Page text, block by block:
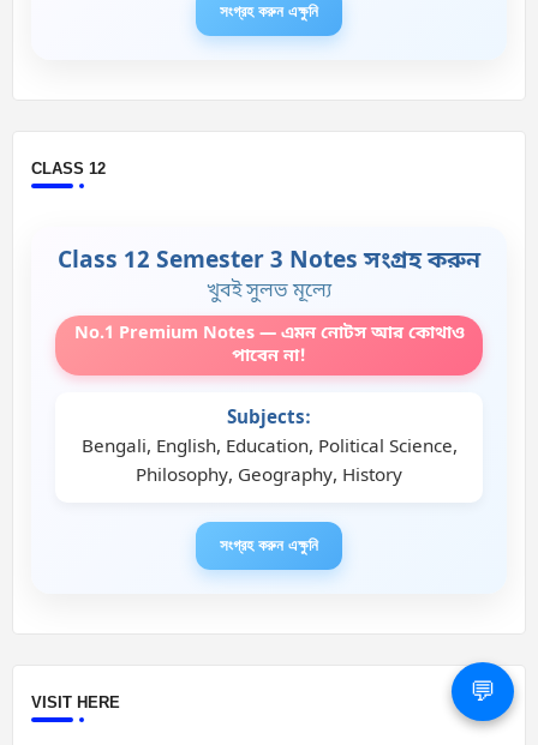
💬
সংগ্রহ করুন এক্ষুনি
CLASS 12
Class 12 Semester 3 Notes সংগ্রহ করুন
খুবই সুলভ মূল্যে
No.1 Premium Notes — এমন নোটস আর কোথাও
পাবেন না!
Subjects:
Bengali, English, Education, Political Science,
Philosophy, Geography, History
সংগ্রহ করুন এক্ষুনি
VISIT HERE